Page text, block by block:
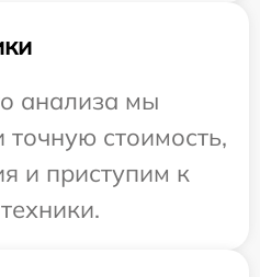
анализа мы
точную стоимость,
и приступим к